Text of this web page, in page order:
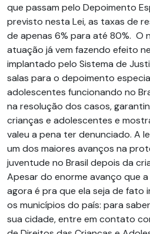
que passam pelo Depoimento
previsto nesta Lei, as taxas de
de apenas 6% para até 80%. O
atuação já vem fazendo efeito
implantado pelo Sistema de
salas para o depoimento
adolescentes funcionando no
na resolução dos casos,
crianças e adolescentes e
valeu a pena ter denunciado. A
um dos maiores avanços na
juventude no Brasil depois da
Apesar do enorme avanço que
agora é pra que ela seja de fato
os municípios do país: para
sua cidade, entre em contato